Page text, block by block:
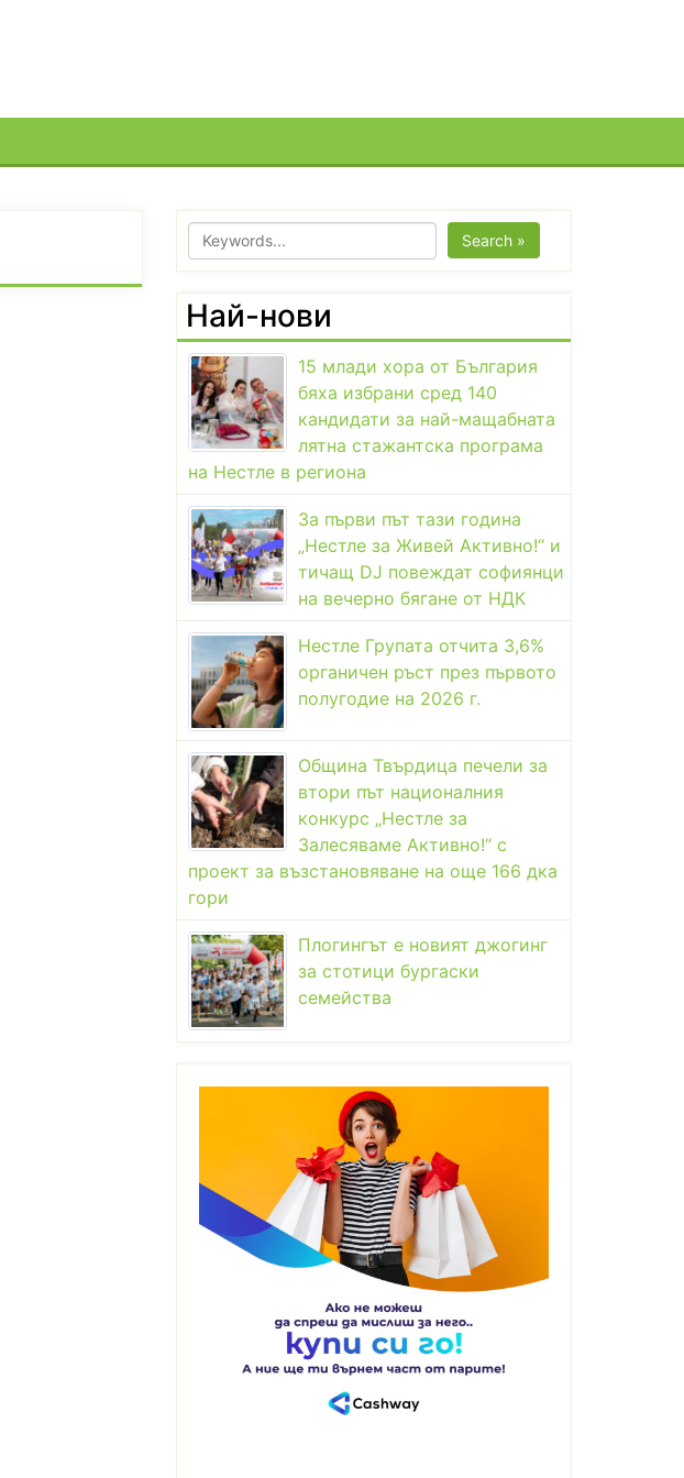
Search »
Най-нови
15 млади хора от България
бяха избрани сред 140
кандидати за най-мащабната
лятна стажантска програма
на Нестле в региона
За първи път тази година
„Нестле за Живей Активно!“ и
тичащ DJ повеждат софиянци
на вечерно бягане от НДК
Нестле Групата отчита 3,6%
органичен ръст през първото
полугодие на 2026 г.
Община Твърдица печели за
втори път националния
конкурс „Нестле за
Залесяваме Активно!“ с
проект за възстановяване на още 166 дка
гори
Плогингът е новият джогинг
за стотици бургаски
семейства